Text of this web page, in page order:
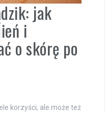
jak
i
o skórę po
korzyści, ale może też